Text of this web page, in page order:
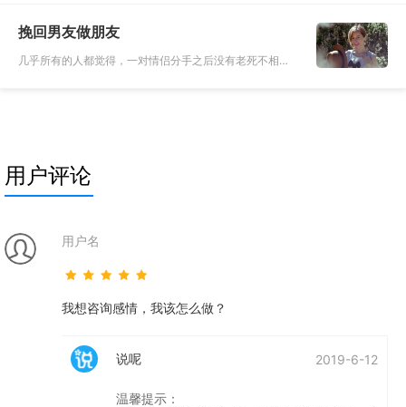
才能维持的更加长久，
挽回男友做朋友
几乎所有的人都觉得，一对情侣分手之后没有老死不相往
用户评论
用户名
我想咨询感情，我该怎么做？
说呢 2019-6-12
温馨提示：